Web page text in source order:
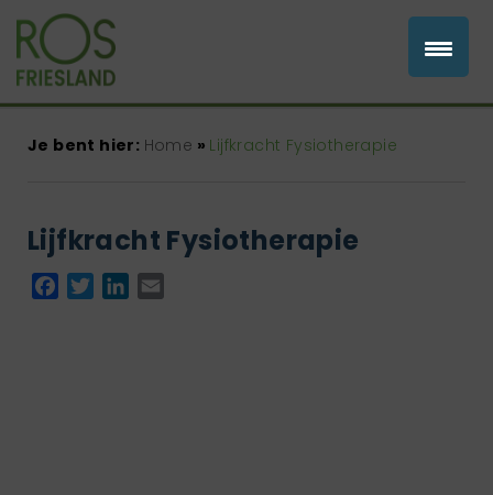
Je bent hier: Home » Lijfkracht Fysiotherapie
Lijfkracht Fysiotherapie
Facebook
TwitterLinkedIn